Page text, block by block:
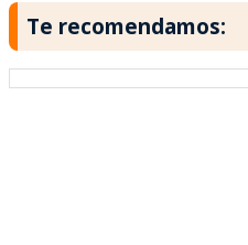
Te recomendamos: